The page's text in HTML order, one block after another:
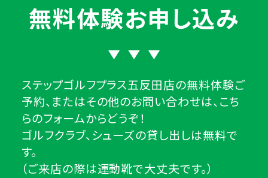
無料体験お申し込み
ステップゴルフプラス五反田店の無料体験ご
予約、またはその他のお問い合わせは、こち
らのフォームからどうぞ！
ゴルフクラブ、シューズの貸し出しは無料で
す。
（ご来店の際は運動靴で大丈夫です。）